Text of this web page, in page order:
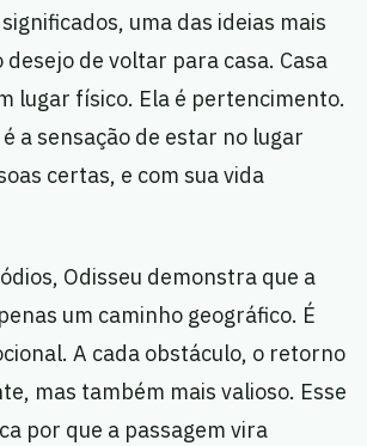
uma das ideias mais
de voltar para casa. Casa
lugar físico. Ela é pertencimento.
a sensação de estar no lugar
certas, e com sua vida
Odisseu demonstra que a
um caminho geográfico. É
A cada obstáculo, o retorno
mas também mais valioso. Esse
por que a passagem vira